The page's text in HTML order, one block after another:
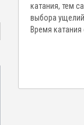
катания, тем
выбора
Время